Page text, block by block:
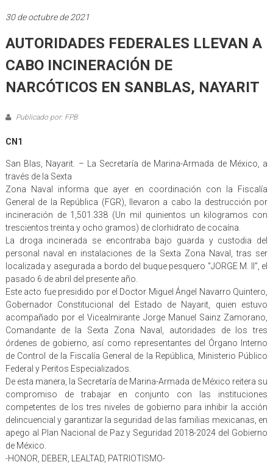
30 de octubre de 2021
AUTORIDADES FEDERALES LLEVAN A
CABO INCINERACIÓN DE
NARCÓTICOS EN SANBLAS, NAYARIT
Publicado por: FPB
CN1
San Blas, Nayarit. – La Secretaría de Marina-Armada de México, a
través de la Sexta
Zona Naval informa que ayer en coordinación con la Fiscalía
General de la República (FGR), llevaron a cabo la destrucción por
incineración de 1,501.338 (Un mil quinientos un kilogramos con
trescientos treinta y ocho gramos) de clorhidrato de cocaína.
La droga incinerada se encontraba bajo guarda y custodia del
personal naval en instalaciones de la Sexta Zona Naval, tras ser
localizada y asegurada a bordo del buque pesquero “JORGE M. II”, el
pasado 6 de abril del presente año.
Este acto fue presidido por el Doctor Miguel Ángel Navarro Quintero,
Gobernador Constitucional del Estado de Nayarit, quien estuvo
acompañado por el Vicealmirante Jorge Manuel Sainz Zamorano,
Comandante de la Sexta Zona Naval, autoridades de los tres
órdenes de gobierno, así como representantes del Órgano Interno
de Control de la Fiscalía General de la República, Ministerio Público
Federal y Peritos Especializados.
De esta manera, la Secretaría de Marina-Armada de México reitera su
compromiso de trabajar en conjunto con las instituciones
competentes de los tres niveles de gobierno para inhibir la acción
delincuencial y garantizar la seguridad de las familias mexicanas, en
apego al Plan Nacional de Paz y Seguridad 2018-2024 del Gobierno
de México.
-HONOR, DEBER, LEALTAD, PATRIOTISMO-